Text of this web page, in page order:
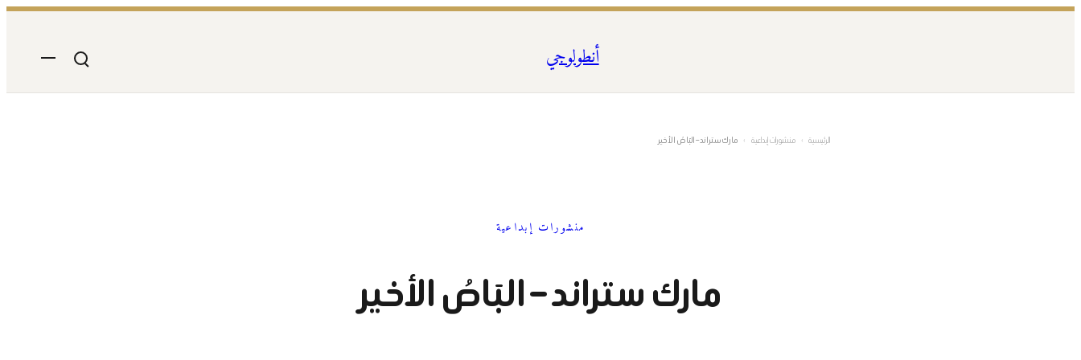
المحتوى
أنطولوجي
الرئيسية › منشورات إبداعية › مارك ستراند – البَاصُ الأخير
منشورات إبداعية
مارك ستراند – البَاصُ الأخير